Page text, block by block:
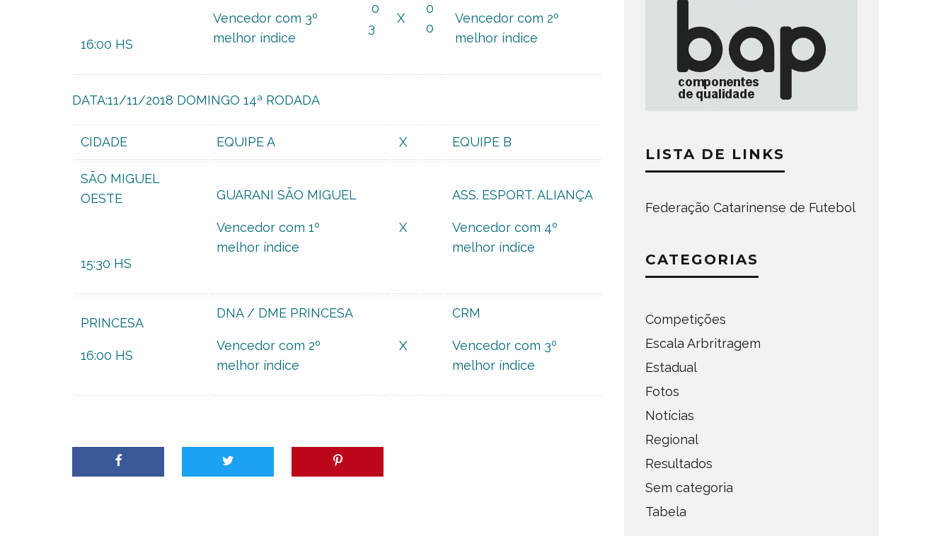
16:00 HS
Vencedor com 3º
melhor índice
0
3
X
0
0
Vencedor com 2º
melhor índice
DATA:11/11/2018 DOMINGO 14ª RODADA
CIDADE EQUIPE A X EQUIPE B
SÃO MIGUEL
OESTE
15:30 HS
GUARANI SÃO MIGUEL
Vencedor com 1º
melhor índice
X
ASS. ESPORT. ALIANÇA
Vencedor com 4º
melhor índice
PRINCESA
16:00 HS
DNA / DME PRINCESA
Vencedor com 2º
melhor índice
X
CRM
Vencedor com 3º
melhor índice
LISTA DE LINKS
Federação Catarinense de Futebol
CATEGORIAS
Competições
Escala Arbritragem
Estadual
Fotos
Notícias
Regional
Resultados
Sem categoria
Tabela